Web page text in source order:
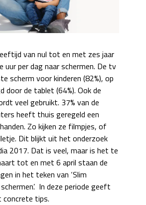
van nul tot en met zes jaar
uur per dag naar schermen. De tv
scherm voor kinderen (82%), op
door de tablet (64%). Ook de
veel gebruikt. 37% van de
heeft thuis geregeld een
Zo kijken ze filmpjes, of
Dit blijkt uit het onderzoek
2017. Dat is veel, maar is het te
tot en met 6 april staan de
in het teken van ‘Slim
In deze periode geeft
concrete tips.